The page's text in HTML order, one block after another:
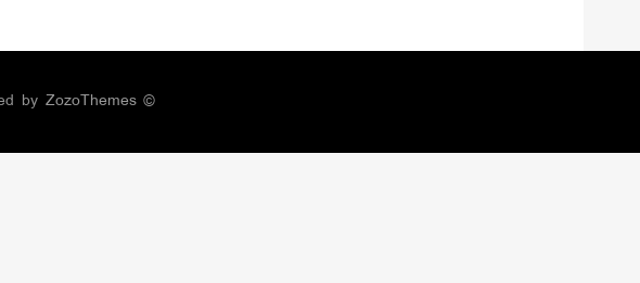
© Copyrights 2019. All Rights Reserved. Designed by
ZozoThemes